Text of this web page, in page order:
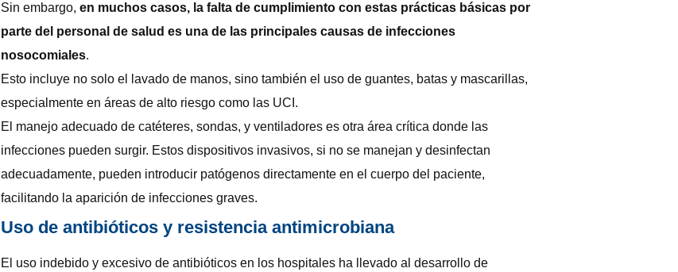
Sin embargo, en muchos casos, la falta de cumplimiento con estas prácticas básicas por
parte del personal de salud es una de las principales causas de infecciones
nosocomiales.
Esto incluye no solo el lavado de manos, sino también el uso de guantes, batas y mascarillas,
especialmente en áreas de alto riesgo como las UCI.
El manejo adecuado de catéteres, sondas, y ventiladores es otra área crítica donde las
infecciones pueden surgir. Estos dispositivos invasivos, si no se manejan y desinfectan
adecuadamente, pueden introducir patógenos directamente en el cuerpo del paciente,
facilitando la aparición de infecciones graves.
Uso de antibióticos y resistencia antimicrobiana
El uso indebido y excesivo de antibióticos en los hospitales ha llevado al desarrollo de